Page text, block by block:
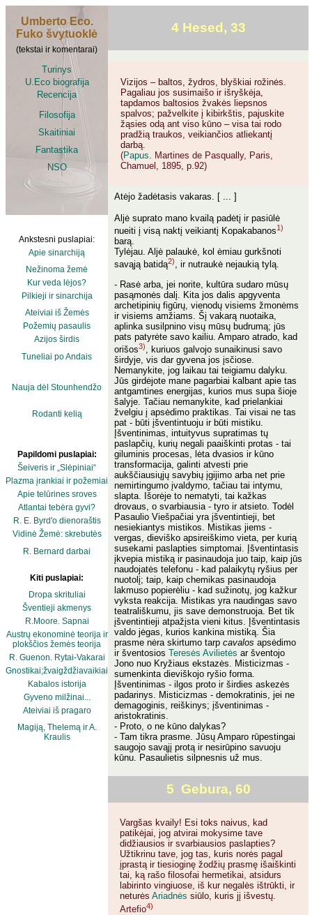
Umberto Eco.
Fuko švytuoklė
(tekstai ir komentarai)
Turinys
U.Eco biografija
Recencija
Filosofija
Skaitiniai
Fantastika
NSO
Ankstesni puslapiai:
Apie sinarchiją
Nežinoma žemė
Kur veda lėjos?
Pilkieji ir sinarchija
Ateiviai iš Žemės
Požemių pasaulis
Azijos širdis
Tuneliai po Andais
Nauja dėl Stounhendžo
Rodanti kelią
Papildomi puslapiai:
Šeiveris ir „Slėpiniai“
Plazma įrankiai ir požemiai
Apie telūrines sroves
Atlantai tebėra gyvi?
R. E. Byrd'o dienoraštis
Vidinė Žemė: skrebutės
R. Bernard darbai
Kiti puslapiai:
Dropa skrituliai
Šventieji akmenys
R.Moore. Sapnai
Austrų ekonominė teorija ir
plokščios žemės teorija
R. Guenon. Rytai-Vakarai
Gnostikai;žvaigždžiavaikiai
Kabalos istorija
Gyveno milžinai...
Ateiviai iš pragaro
Magiją, Thelemą ir A.
Kraulis
4 Hesed, 33
Vizijos – baltos, žydros, blyškiai rožinės.
Pagaliau jos susimaišo ir išryškėja,
tapdamos baltosios žvakės liepsnos
spalvos; pažvelkite į kibirkštis, pajuskite
žąsies odą ant viso kūno – visa tai rodo
pradžią traukos, veikiančios atliekantį
darbą.
(Papus. Martines de Pasqually, Paris,
Chamuel, 1895, p.92)
Atėjo žadėtasis vakaras. [ ... ]
Aljė suprato mano kvailą padėtį ir pasiūlė
nueiti į visą naktį veikiantį Kopakabanos1)
barą.
Tylėjau. Aljė palaukė, kol ėmiau gurkšnoti
savąją batidą2), ir nutraukė nejaukią tylą.
- Rasė arba, jei norite, kultūra sudaro mūsų
pasąmonės dalį. Kita jos dalis apgyventa
archetipinių figūrų, vienodų visiems žmonėms
ir visiems amžiams. Šį vakarą nuotaika,
aplinka susilpnino visų mūsų budrumą; jūs
pats patyrėte savo kailiu. Amparo atrado, kad
orišos3), kuriuos galvojo sunaikinusi savo
širdyje, vis dar gyvena jos įsčiose.
Nemanykite, jog laikau tai teigiamu dalyku.
Jūs girdėjote mane pagarbiai kalbant apie tas
antgamtines energijas, kurios mus supa šioje
šalyje. Tačiau nemanykite, kad prielankiai
žvelgiu į apsėdimo praktikas. Tai visai ne tas
pat - būti įšventintuoju ir būti mistiku.
Įšventinimas, intuityvus supratimas tų
paslapčių, kurių negali paaiškinti protas - tai
giluminis procesas, lėta dvasios ir kūno
transformacija, galinti atvesti prie
aukščiausiųjų savybių įgijimo arba net prie
nemirtingumo įvaldymo, tačiau tai intymu,
slapta. Išorėje to nematyti, tai kažkas
drovaus, o svarbiausia - tyro ir atsieto. Todėl
Pasaulio Viešpačiai yra įšventintieji, bet
nesiekiantys mistikos. Mistikas jiems -
vergas, dieviško apsireiškimo vieta, per kurią
susekami paslapties simptomai. Įšventintasis
įkvepia mistiką ir pasinaudoja juo taip, kaip jūs
naudojatės telefonu - kad palaikytų ryšius per
nuotolį; taip, kaip chemikas pasinaudoja
lakmuso popierėliu - kad sužinotų, jog kažkur
vyksta reakcija. Mistikas yra naudingas savo
teatrališkumu, jis save demonstruoja. Bet tik
įšventintieji atpažįsta vieni kitus. Įšventintasis
valdo jėgas, kurios kankina mistiką. Šia
prasme nėra skirtumo tarp cavalos apsėdimo
ir šventosios Teresės Avilietės ar šventojo
Jono nuo Kryžiaus ekstazės. Misticizmas -
sumenkinta dieviškojo ryšio forma.
Įšventinimas - ilgos proto ir širdies askezės
padarinys. Misticizmas - demokratinis, jei ne
demagoginis, reiškinys; įšventinimas -
aristokratinis.
- Proto, o ne kūno dalykas?
- Tam tikra prasme. Jūsų Amparo rūpestingai
saugojo savąjį protą ir nesirūpino savuoju
kūnu. Pasaulietis silpnesnis už mus.
5 Gebura, 60
Vargšas kvaily! Esi toks naivus, kad
patikėjai, jog atvirai mokysime tave
didžiausios ir svarbiausios paslapties?
Užtikrinu tave, jog tas, kuris norės pagal
įprastą ir tiesioginę žodžių prasmę išaiškinti
tai, ką rašo filosofai hermetikai, atsidurs
labirinto vingiuose, iš kur negalės ištrūkti, ir
neturės Ariadnės siūlo, kuris jį išvestų.
Artefio4)